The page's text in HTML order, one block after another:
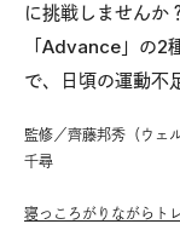
に挑戦しません
「Advance」の2
で、日頃の運動不
監修／齊藤邦秀（ウ
千尋
寝っころがりながらト